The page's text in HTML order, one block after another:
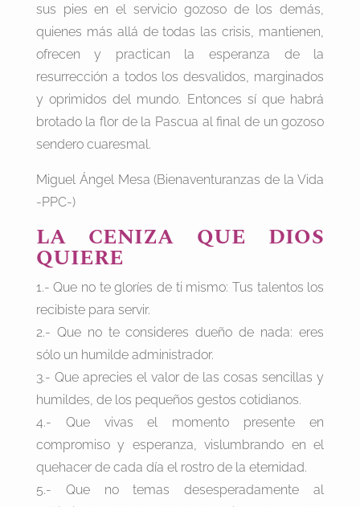
sus pies en el servicio gozoso de los demás,
quienes más allá de todas las crisis, mantienen,
ofrecen y practican la esperanza de la
resurrección a todos los desvalidos, marginados
y oprimidos del mundo. Entonces sí que habrá
brotado la flor de la Pascua al final de un gozoso
sendero cuaresmal.
Miguel Ángel Mesa (Bienaventuranzas de la Vida
-PPC-)
LA CENIZA QUE DIOS
QUIERE
1.- Que no te gloríes de ti mismo: Tus talentos los
recibiste para servir.
2.- Que no te consideres dueño de nada: eres
sólo un humilde administrador.
3.- Que aprecies el valor de las cosas sencillas y
humildes, de los pequeños gestos cotidianos.
4.- Que vivas el momento presente en
compromiso y esperanza, vislumbrando en el
quehacer de cada día el rostro de la eternidad.
5.- Que no temas desesperadamente al